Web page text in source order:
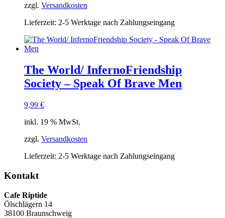
zzgl. Versandkosten
Lieferzeit: 2-5 Werktage nach Zahlungseingang
The World/ InfernoFriendship
Society – Speak Of Brave Men
9,99 €
inkl. 19 % MwSt.
zzgl. Versandkosten
Lieferzeit: 2-5 Werktage nach Zahlungseingang
Kontakt
Cafe Riptide
Ölschlägern 14
38100 Braunschweig